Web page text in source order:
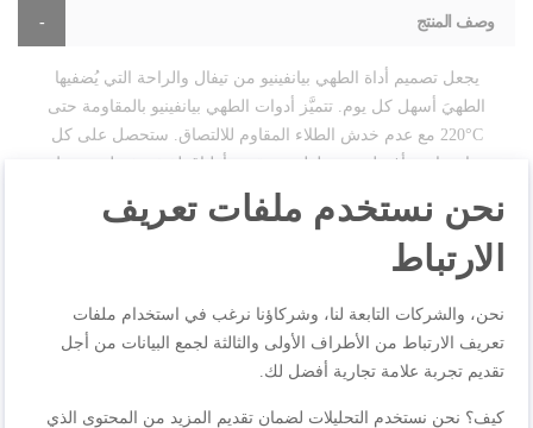
المراجعات
وصف المنتج
يجعل تصميم أداة الطهي بيانفينيو من تيفال والراحة التي يُضفيها
الطهيَ أسهل كل يوم. تتميَّز أدوات الطهي بيانفينيو بالمقاومة حتى
‎220°C مع عدم خدش الطلاء المقاوم للالتصاق. ستحصل على كل
ما تحتاجه بأفضل جودة لطهي وتقديم أطباق لذيذة بفضل مبسط
بيانفينيو إنجل.
مواصفات المنتجات
نحن نستخدم ملفات تعريف
الارتباط
نحن، والشركات التابعة لنا، وشركاؤنا نرغب في استخدام ملفات
تعريف الارتباط من الأطراف الأولى والثالثة لجمع البيانات من أجل
تقديم تجربة علامة تجارية أفضل لك.
كيف؟ نحن نستخدم التحليلات لضمان تقديم المزيد من المحتوى الذي